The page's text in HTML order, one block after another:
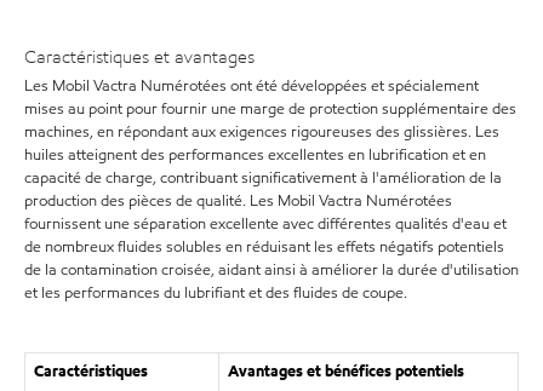
Caractéristiques et avantages
Les Mobil Vactra Numérotées ont été développées et spécialement
mises au point pour fournir une marge de protection supplémentaire des
machines, en répondant aux exigences rigoureuses des glissières. Les
huiles atteignent des performances excellentes en lubrification et en
capacité de charge, contribuant significativement à l'amélioration de la
production des pièces de qualité. Les Mobil Vactra Numérotées
fournissent une séparation excellente avec différentes qualités d'eau et
de nombreux fluides solubles en réduisant les effets négatifs potentiels
de la contamination croisée, aidant ainsi à améliorer la durée d'utilisation
et les performances du lubrifiant et des fluides de coupe.
Caractéristiques Avantages et bénéfices potentiels